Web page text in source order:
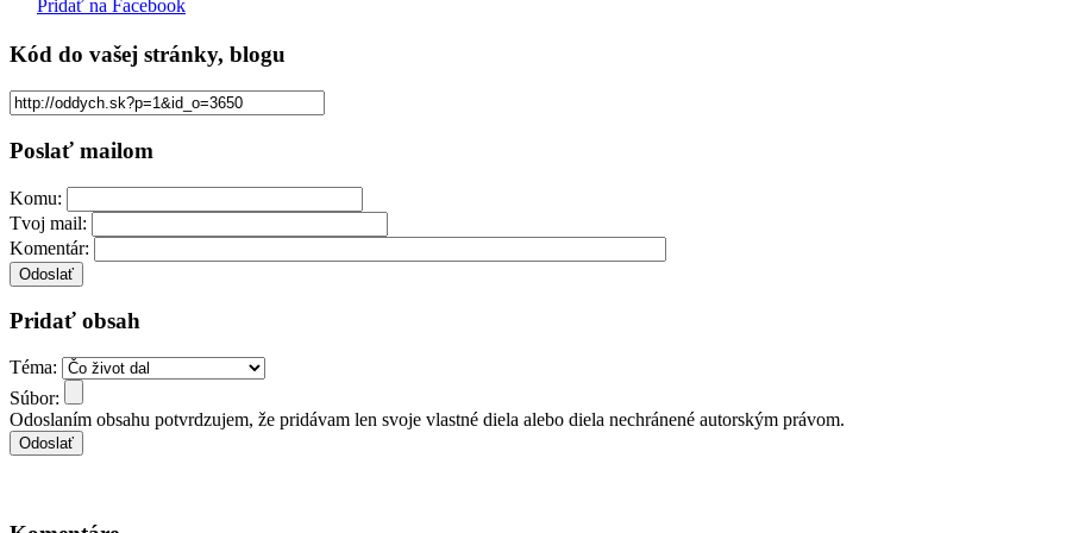
Pridať na Facebook
Kód do vašej stránky, blogu
Poslať mailom
Komu:
Tvoj mail:
Komentár:
Pridať obsah
Téma:
Súbor:
Odoslaním obsahu potvrdzujem, že pridávam len svoje vlastné diela alebo diela nechránené autorským právom.